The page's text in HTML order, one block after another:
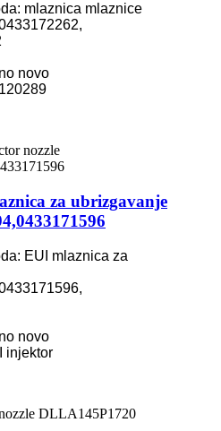
mlaznica mlaznice
novo
za ubrizgavanje
EUI mlaznica za
novo
injektor